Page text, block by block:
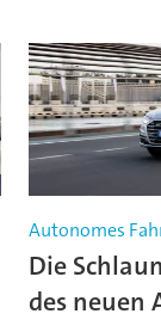
Autonomes
Die
des neuen